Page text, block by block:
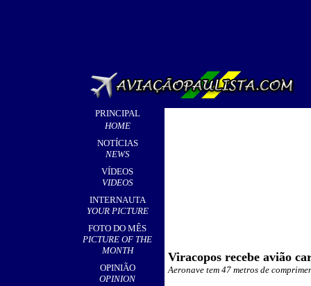
PRINCIPAL
HOME
NOTÍCIAS
NEWS
VÍDEOS
VIDEOS
INTERNAUTA
YOUR PICTURE
FOTO DO MÊS
PICTURE OF THE
MONTH
OPINIÃO
OPINION
Viracopos recebe avião
Aeronave tem 47 metros de